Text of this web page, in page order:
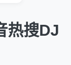
热搜DJ